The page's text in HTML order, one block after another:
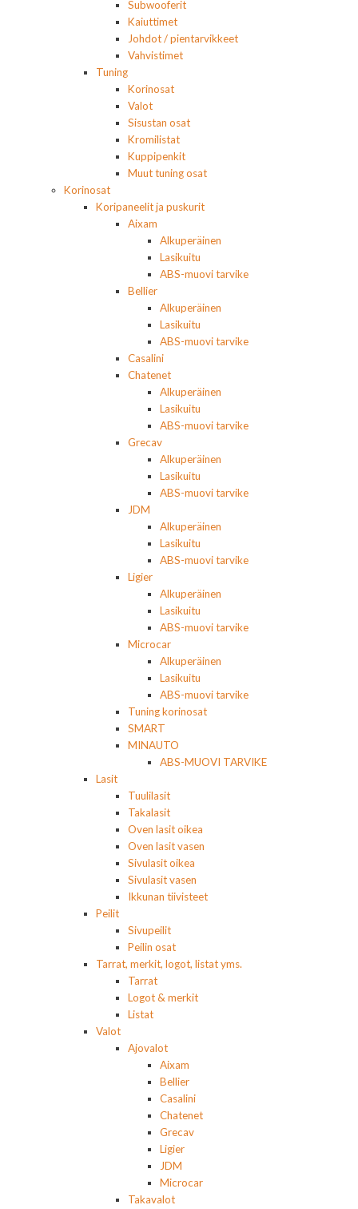
Subwooferit
Kaiuttimet
Johdot / pientarvikkeet
Vahvistimet
Tuning
Korinosat
Valot
Sisustan osat
Kromilistat
Kuppipenkit
Muut tuning osat
Korinosat
Koripaneelit ja puskurit
Aixam
Alkuperäinen
Lasikuitu
ABS-muovi tarvike
Bellier
Alkuperäinen
Lasikuitu
ABS-muovi tarvike
Casalini
Chatenet
Alkuperäinen
Lasikuitu
ABS-muovi tarvike
Grecav
Alkuperäinen
Lasikuitu
ABS-muovi tarvike
JDM
Alkuperäinen
Lasikuitu
ABS-muovi tarvike
Ligier
Alkuperäinen
Lasikuitu
ABS-muovi tarvike
Microcar
Alkuperäinen
Lasikuitu
ABS-muovi tarvike
Tuning korinosat
SMART
MINAUTO
ABS-MUOVI TARVIKE
Lasit
Tuulilasit
Takalasit
Oven lasit oikea
Oven lasit vasen
Sivulasit oikea
Sivulasit vasen
Ikkunan tiivisteet
Peilit
Sivupeilit
Peilin osat
Tarrat, merkit, logot, listat yms.
Tarrat
Logot & merkit
Listat
Valot
Ajovalot
Aixam
Bellier
Casalini
Chatenet
Grecav
Ligier
JDM
Microcar
Takavalot